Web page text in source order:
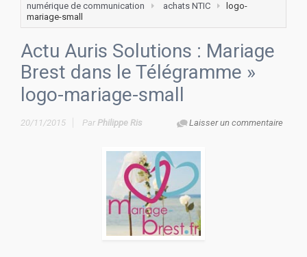
numérique de communication
achats NTIC
logo-
mariage-small
Actu Auris Solutions : Mariage
Brest dans le Télégramme »
logo-mariage-small
20/11/2015 Laisser un commentaire
ParPhilippe Ris